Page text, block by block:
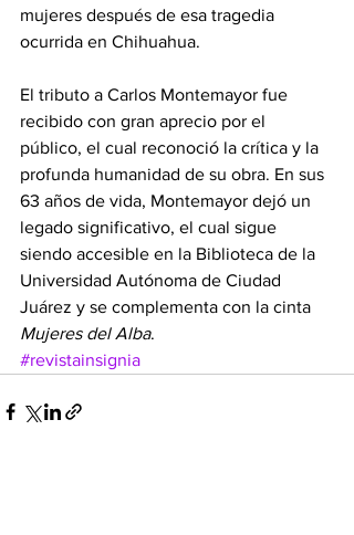
mujeres después de esa tragedia
ocurrida en Chihuahua.
El tributo a Carlos Montemayor fue
recibido con gran aprecio por el
público, el cual reconoció la crítica y la
profunda humanidad de su obra. En sus
63 años de vida, Montemayor dejó un
legado significativo, el cual sigue
siendo accesible en la Biblioteca de la
Universidad Autónoma de Ciudad
Juárez y se complementa con la cinta
Mujeres del Alba.
#revistainsignia